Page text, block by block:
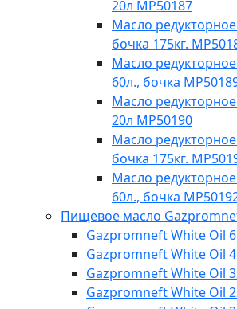
20л MP50187
Масло
бочка 175кг.
Масло
60л., бочка
Масло
20л МР50190
Масло
бочка 175кг.
Масло
60л., бочка
Пищевое масло
Gazpromneft White Oil
Gazpromneft White Oil
Gazpromneft White Oil
Gazpromneft White Oil